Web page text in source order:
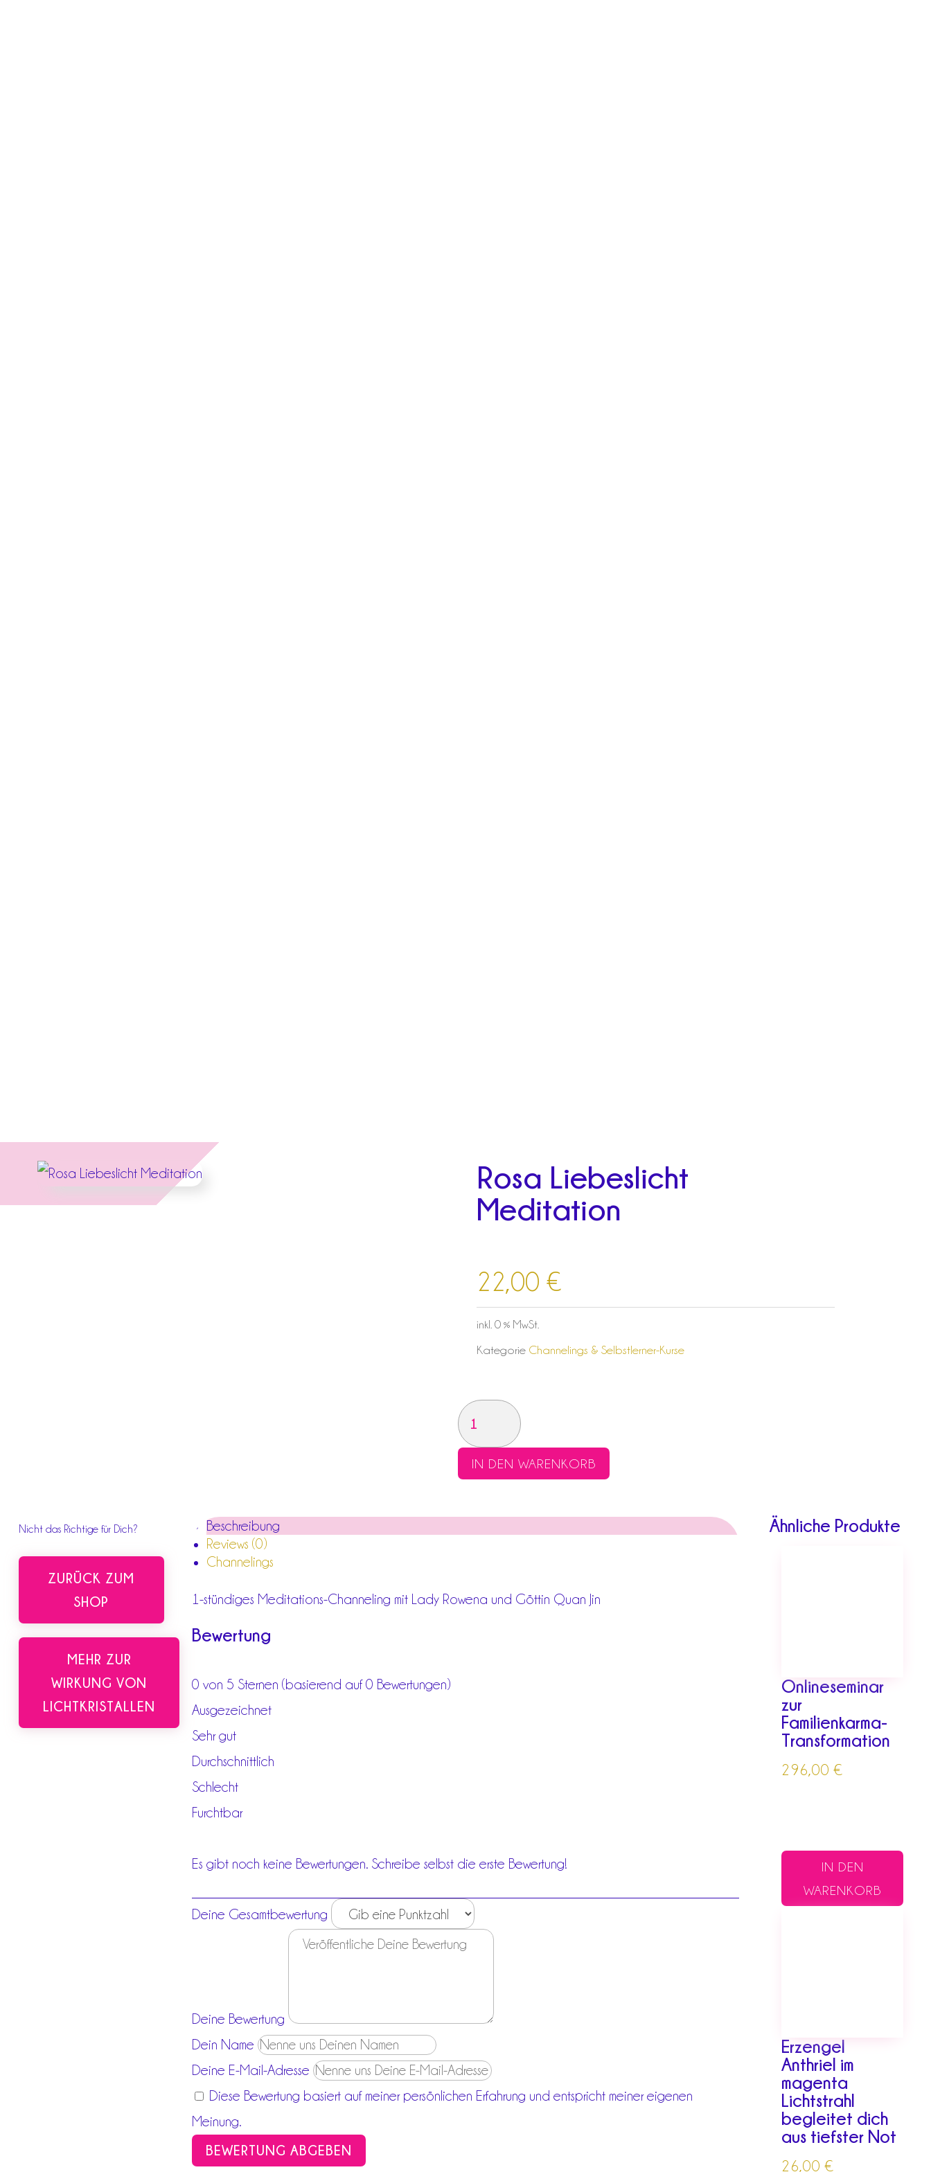
Rosa Liebeslicht
Meditation
22,00€
inkl. 0 % MwSt.
Kategorie Channelings & Selbstlerner-Kurse
ROSA
LIEBESLICHT
MEDITATION
IN DEN WARENKORB
Nicht das Richtige für Dich?
ZURÜCK ZUM
SHOP
MEHR ZUR
WIRKUNG VON
LICHTKRISTALLEN
Beschreibung
Reviews (0)
Channelings
1-stündiges Meditations-Channeling mit Lady Rowena und Göttin Quan Jin
Bewertung
0 von 5 Sternen (basierend auf 0 Bewertungen)
Ausgezeichnet
Sehr gut
Durchschnittlich
Schlecht
Furchtbar
Es gibt noch keine Bewertungen. Schreibe selbst die erste Bewertung!
Deine Gesamtbewertung
Deine Bewertung
Dein Name
Deine E-Mail-Adresse
Diese Bewertung basiert auf meiner persönlichen Erfahrung und entspricht meiner eigenen
Meinung.
BEWERTUNG ABGEBEN
Ähnliche Produkte
Onlineseminar
zur
Familienkarma-
Transformation
296,00€
IN DEN
WARENKORB
Erzengel
Anthriel im
magenta
Lichtstrahl
begleitet dich
aus tiefster Not
26,00€